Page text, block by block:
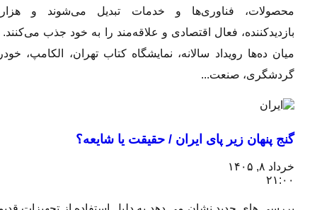
محصولات، فناوری‌ها و خدمات تبدیل می‌شوند و هزاران
بازدیدکننده، فعال اقتصادی و علاقه‌مند را به خود جذب می‌کنند. در
میان ده‌ها رویداد سالانه، نمایشگاه کتاب تهران، الکامپ، خودرو،
گردشگری، صنعت...
گنج پنهان زیر پای ایران / حقیقت یا شایعه؟
خرداد ۸, ۱۴۰۵
۲۱:۰۰